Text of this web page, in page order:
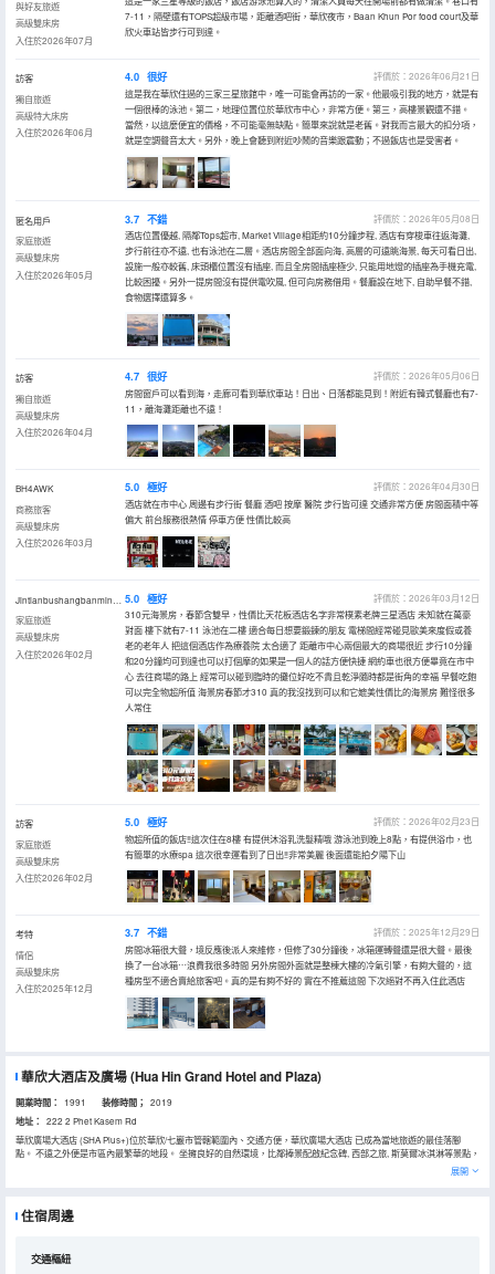
與好友旅遊
高級雙床房
入住於2026年07月
7-11，隔壁還有TOPS超級市場，距離酒吧街，華欣夜市，Baan Khun Por food court及華
欣火車站皆步行可到達。
訪客
獨自旅遊
高級特大床房
入住於2026年06月
4.0 很好
評價於：2026年06月21日
這是我在華欣住過的三家三星旅館中，唯一可能會再訪的一家。他最吸引我的地方，就是有
一個很棒的泳池。第二，地理位置位於華欣市中心，非常方便。第三，高樓景觀還不錯。
當然，以這麼便宜的價格，不可能毫無缺點。簡單來說就是老舊。對我而言最大的扣分項，
就是空調聲音太大。另外，晚上會聽到附近吵鬧的音樂跟震動；不過飯店也是受害者。
匿名用戶
家庭旅遊
高級雙床房
入住於2026年05月
3.7 不錯
評價於：2026年05月08日
酒店位置優越, 隔鄰Tops超市, Market Village相距約10分鐘步程, 酒店有穿梭車往返海灘,
步行前往亦不遠, 也有泳池在二層。酒店房間全部面向海, 高層的可遠眺海景, 每天可看日出,
設施一般亦較舊, 床頭櫃位置沒有插座, 而且全房間插座極少, 只能用地燈的插座為手機充電,
比較困擾。另外一提房間沒有提供電吹風, 但可向房務借用。餐廳設在地下, 自助早餐不錯,
食物選擇還算多。
訪客
獨自旅遊
高級雙床房
入住於2026年04月
4.7 很好
評價於：2026年05月06日
房間窗戶可以看到海，走廊可看到華欣車站！日出、日落都能見到！附近有韓式餐廳也有7-
11，離海灘距離也不遠！
BH4AWK
商務旅客
高級雙床房
入住於2026年03月
5.0 極好
評價於：2026年04月30日
酒店就在市中心 周邊有步行街 餐廳 酒吧 按摩 醫院 步行皆可達 交通非常方便 房間面積中等
偏大 前台服務很熱情 停車方便 性價比較高
家庭旅遊
高級雙床房
入住於2026年02月
5.0 極好
評價於：2026年03月12日
310元海景房，春節含雙早，性價比天花板酒店名字非常樸素老牌三星酒店 未知就在萬豪
對面 樓下就有7-11 泳池在二樓 適合每日想要鍛鍊的朋友 電梯間經常碰見歐美來度假或養
老的老年人 把這個酒店作為療養院 太合適了 距離市中心兩個最大的商場很近 步行10分鐘
和20分鐘均可到達也可以打個摩的如果是一個人的話方便快捷 網約車也很方便畢竟在市中
心 去往商場的路上 經常可以碰到臨時的攤位好吃不貴且乾淨隨時都是街角的幸福 早餐吃飽
可以完全物超所值 海景房春節才310 真的我沒找到可以和它媲美性價比的海景房 難怪很多
人常住
訪客
家庭旅遊
高級雙床房
入住於2026年02月
5.0 極好
評價於：2026年02月23日
物超所值的飯店‼這次住在8樓 有提供沐浴乳洗髮精哦 游泳池到晚上8點，有提供浴巾，也
有簡單的水療spa 這次很幸運看到了日出‼非常美麗 後面還能拍夕陽下山
考特
情侶
高級雙床房
入住於2025年12月
3.7 不錯
評價於：2025年12月29日
房間冰箱很大聲，境反應後派人來維修，但修了30分鐘後，冰箱運轉聲還是很大聲。最後
換了一台冰箱⋯浪費我很多時間 另外房間外面就是整棟大樓的冷氣引擎，有夠大聲的，這
種房型不適合賣給旅客吧。真的是有夠不好的 實在不推薦這間 下次絕對不再入住此酒店
華欣大酒店及廣場(Hua Hin Grand Hotel and Plaza)
開業時間： 1991 装修時間； 2019
地址：
222 2 Phet Kasem Rd
華欣廣場大酒店 (SHA Plus+)位於華欣/七巖市管轄範圍內、交通方便，華欣廣場大酒店 已成為當地旅遊的最佳落腳
點。 不遠之外便是市區內最繁華的地段。 坐擁良好的自然環境，比鄰捧景配啟紀念碑, 西部之旅, 斯莫爾冰淇淋等景點，
華欣廣場大酒店 (SHA Plus+)提供多種多樣的設施，豐富您在華欣/七巖期間的樂趣。 酒店擁有一系列特色服務，例如：
能感受到酒店服務的誠意與品質。 在酒店內可找到按摩浴缸, 健身中心, 室外游泳池, 水療中心, 按摩等多種精彩的娛樂設
展開
住宿周邊
交通樞紐